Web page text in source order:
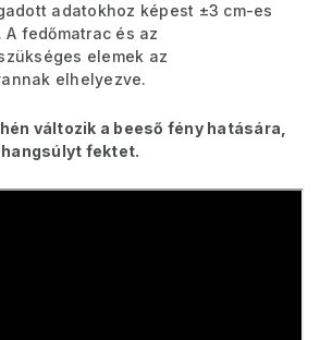
adatokhoz képest ±3 cm-es
fedőmatrac és az
elemek az
elhelyezve.
változik a beeső fény hatására,
hangsúlyt fektet.